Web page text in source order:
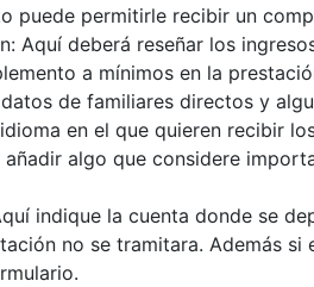
puede permitirle recibir un
Aquí deberá reseñar los
a mínimos en la
de familiares directos y
en el que quieren recibir
añadir algo que considere
indique la cuenta donde se
no se tramitara. Además